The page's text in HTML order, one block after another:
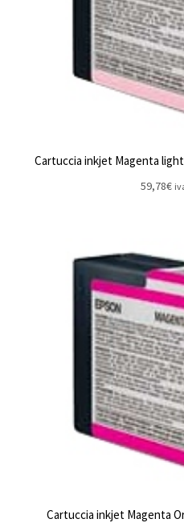
Cartuccia inkjet Magenta
59,78€
Cartuccia inkjet Magenta